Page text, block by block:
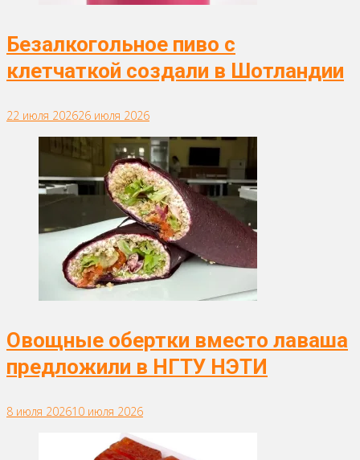
Безалкогольное пиво с
клетчаткой создали в Шотландии
22 июля 202626 июля 2026
Овощные обертки вместо лаваша
предложили в НГТУ НЭТИ
8 июля 202610 июля 2026